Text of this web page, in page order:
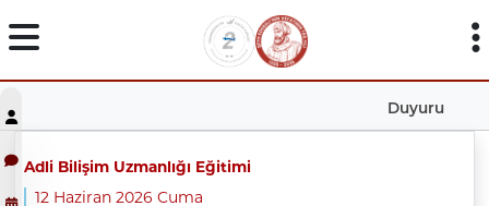
Duyuru
Adli Bilişim Uzmanlığı Eğitimi
12 Haziran 2026 Cuma